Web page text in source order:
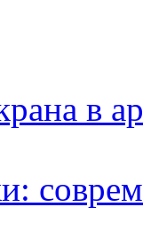
в